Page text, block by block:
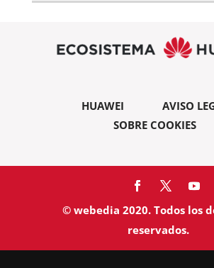
HUAWEI
AVISO
SOBRE COOKIES
© webedia 2020. Todos los
reservados.